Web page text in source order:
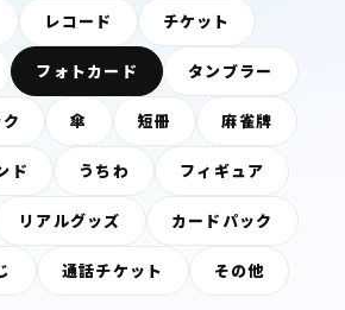
レコード チケット
フォトカード タンブラー
傘 短冊 麻雀牌
ド うちわ フィギュア
リアルグッズ カードパック
通話チケット その他